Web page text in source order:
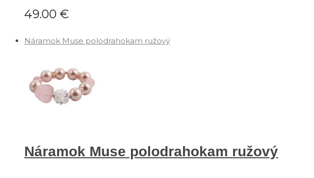
49.00 €
Náramok Muse polodrahokam ružový
Náramok Muse polodrahokam ružový